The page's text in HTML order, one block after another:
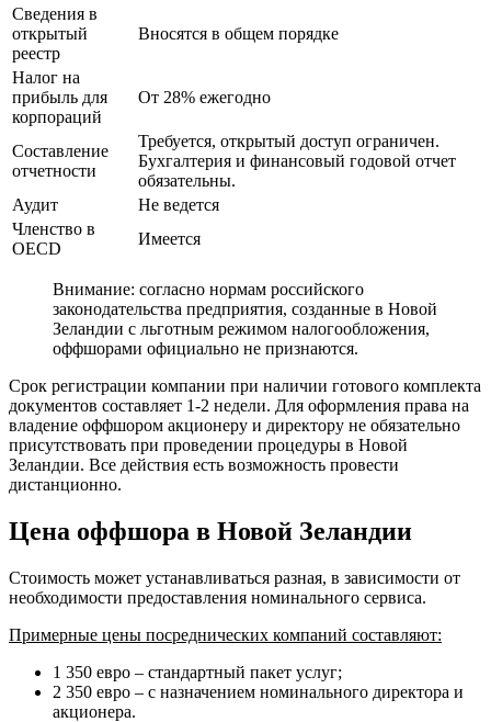
Сведения в
открытый
реестр
Вносятся в общем порядке
Налог на
прибыль для
корпораций
От 28% ежегодно
Составление
отчетности
Требуется, открытый доступ ограничен.
Бухгалтерия и финансовый годовой отчет
обязательны.
Аудит
Не ведется
Членство в
OECD
Имеется
Внимание: согласно нормам российского
законодательства предприятия, созданные в Новой
Зеландии с льготным режимом налогообложения,
оффшорами официально не признаются.
Срок регистрации компании при наличии готового комплекта
документов составляет 1-2 недели. Для оформления права на
владение оффшором акционеру и директору не обязательно
присутствовать при проведении процедуры в Новой
Зеландии. Все действия есть возможность провести
дистанционно.
Цена оффшора в Новой Зеландии
Стоимость может устанавливаться разная, в зависимости от
необходимости предоставления номинального сервиса.
Примерные цены посреднических компаний составляют:
1 350 евро – стандартный пакет услуг;
2 350 евро – с назначением номинального директора и
акционера.